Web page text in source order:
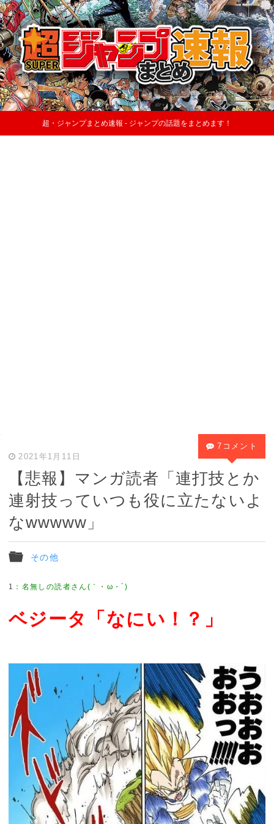
超・ジャンプまとめ速報 - ジャンプの話題をまとめます！
2021年1月11日
【悲報】マンガ読者「連打技とか
連射技っていつも役に立たないよ
なwwwww」
その他
7コメント
1
ベジータ「なにい！？」